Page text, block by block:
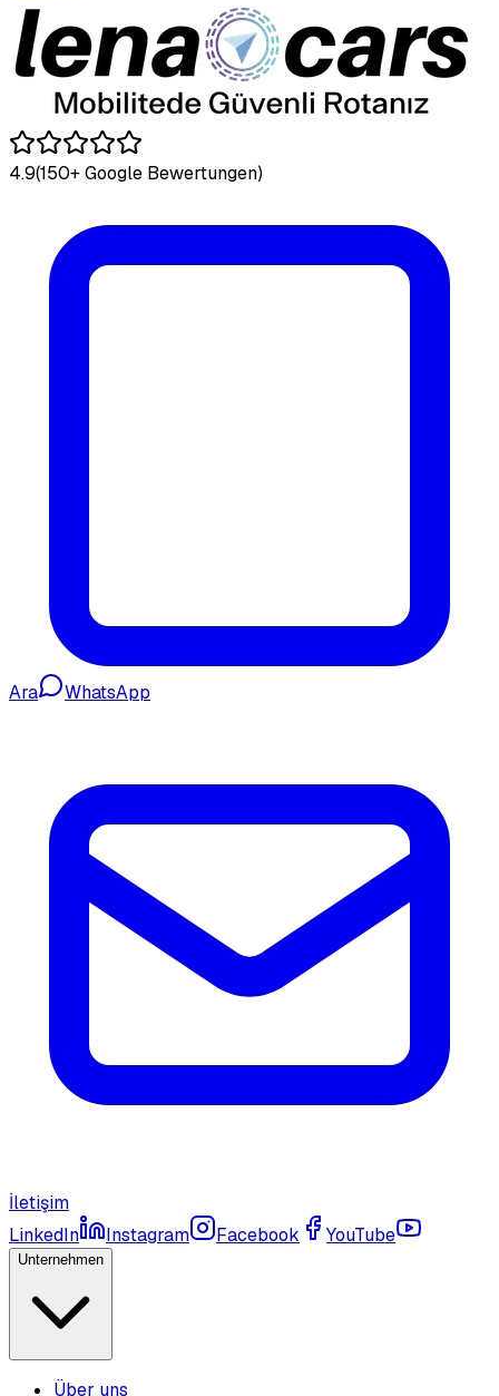
4.9(150+ Google Bewertungen)
Ara WhatsApp
İletişim
LinkedIn
Instagram Facebook YouTube
Unternehmen
Über uns